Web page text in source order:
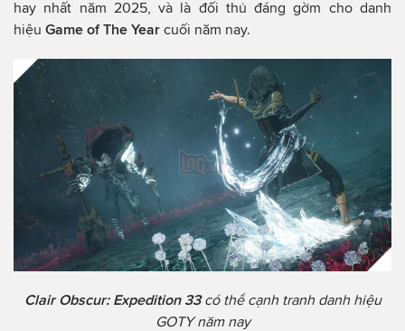
hay nhất năm 2025, và là đối thủ đáng gờm cho danh
hiệu Game of The Year cuối năm nay.
Clair Obscur: Expedition 33có thể cạnh tranh danh hiệu
GOTY năm nay